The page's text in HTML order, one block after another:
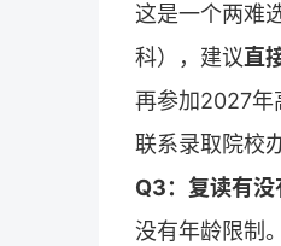
这是一个两难
科），建议直
再参加2027年
联系录取院校
Q3：复读有没
没有年龄限制